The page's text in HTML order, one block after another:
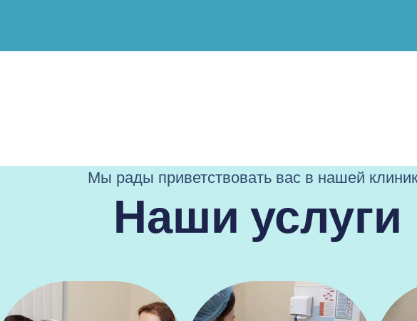
Мы рады приветствовать вас в нашей
Наши услуги